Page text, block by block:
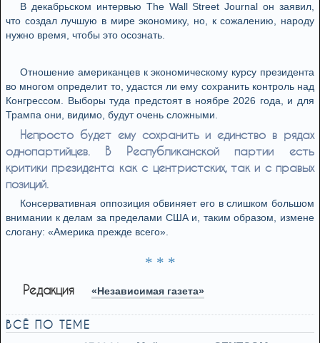
В декабрьском интервью The Wall Street Journal он заявил,
что создал лучшую в мире экономику, но, к сожалению, народу
нужно время, чтобы это осознать.
Отношение американцев к экономическому курсу президента
во многом определит то, удастся ли ему сохранить контроль над
Конгрессом. Выборы туда предстоят в ноябре 2026 года, и для
Трампа они, видимо, будут очень сложными.
Непросто будет ему сохранить и единство в рядах
однопартийцев. В Республиканской партии есть
критики президента как с центристских, так и с правых
позиций.
Консервативная оппозиция обвиняет его в слишком большом
внимании к делам за пределами США и, таким образом, измене
слогану: «Америка прежде всего».
* * *
Редакция «Независимая газета»
ВСЁ ПО ТЕМЕ